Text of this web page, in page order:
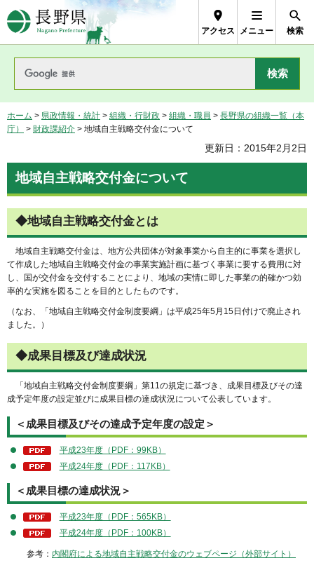
長野県Nagano Prefecture
アクセス メニュー 検索
ホーム > 県政情報・統計 > 組織・行財政 > 組織・職員 > 長野県の組織一覧（本
庁）
> 財政課紹介 > 地域自主戦略交付金について
更新日：2015年2月2日
地域自主戦略交付金について
◆地域自主戦略交付金とは
地域自主戦略交付金は、地方公共団体が対象事業から自主的に事業を選択し
て作成した地域自主戦略交付金の事業実施計画に基づく事業に要する費用に対
し、国が交付金を交付することにより、地域の実情に即した事業の的確かつ効
率的な実施を図ることを目的としたものです。
（なお、「地域自主戦略交付金制度要綱」は平成25年5月15日付けで廃止され
ました。）
◆成果目標及び達成状況
「地域自主戦略交付金制度要綱」第11の規定に基づき、成果目標及びその達
成予定年度の設定並びに成果目標の達成状況について公表しています。
＜成果目標及びその達成予定年度の設定＞
平成23年度（PDF：99KB）
平成24年度（PDF：117KB）
＜成果目標の達成状況＞
平成23年度（PDF：565KB）
平成24年度（PDF：100KB）
参考： 内閣府による地域自主戦略交付金のウェブページ（外部サイト）